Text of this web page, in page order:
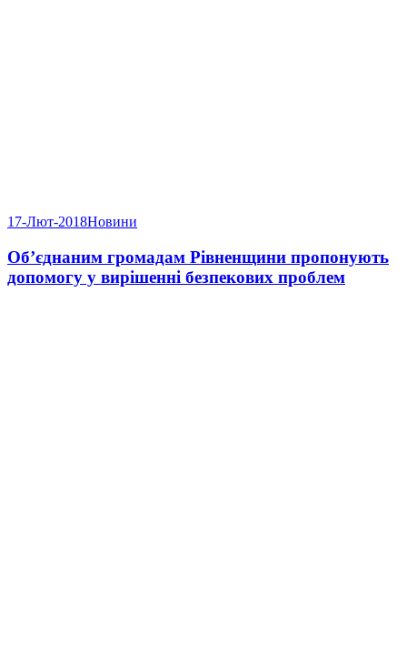
17-Лют-2018Новини
Об’єднаним громадам Рівненщини пропонують
допомогу у вирішенні безпекових проблем